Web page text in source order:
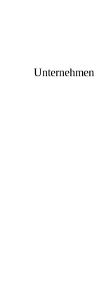
Unternehmen